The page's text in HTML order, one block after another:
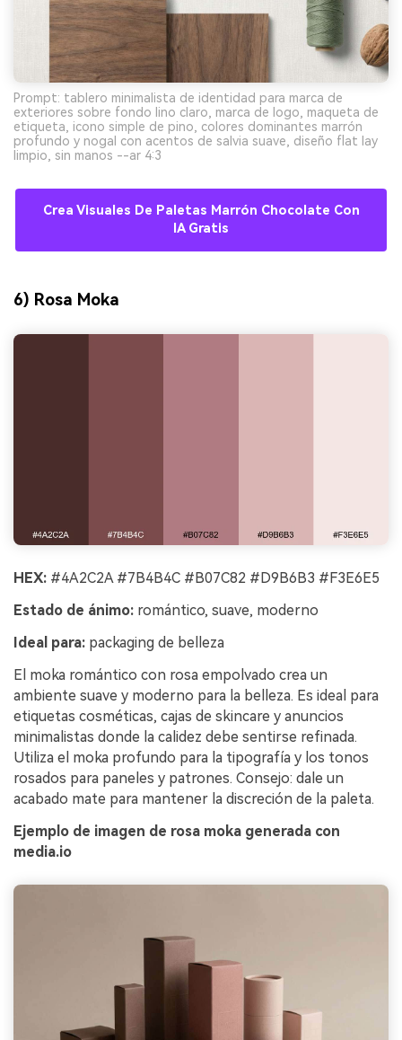
Prompt: tablero minimalista de identidad para marca de
exteriores sobre fondo lino claro, marca de logo, maqueta de
etiqueta, icono simple de pino, colores dominantes marrón
profundo y nogal con acentos de salvia suave, diseño flat lay
limpio, sin manos --ar 4:3
Crea Visuales De Paletas Marrón Chocolate Con
IA Gratis
6) Rosa Moka
HEX: #4A2C2A #7B4B4C #B07C82 #D9B6B3 #F3E6E5
Estado de ánimo: romántico, suave, moderno
Ideal para: packaging de belleza
El moka romántico con rosa empolvado crea un
ambiente suave y moderno para la belleza. Es ideal para
etiquetas cosméticas, cajas de skincare y anuncios
minimalistas donde la calidez debe sentirse refinada.
Utiliza el moka profundo para la tipografía y los tonos
rosados para paneles y patrones. Consejo: dale un
acabado mate para mantener la discreción de la paleta.
Ejemplo de imagen de rosa moka generada con
media.io